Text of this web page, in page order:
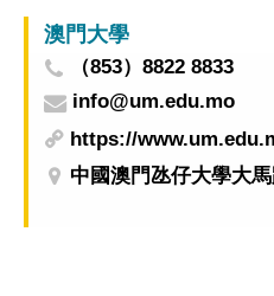
澳門大學
（853）8822 8833
info@um.edu.mo
https://
中國澳門氹仔大學大